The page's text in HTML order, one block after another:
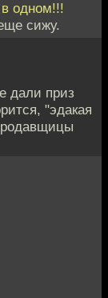
одном!!!
сижу.
дали приз
"эдакая